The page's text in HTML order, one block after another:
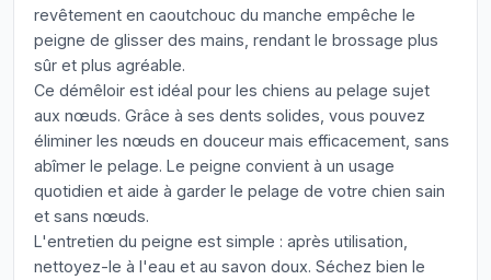
revêtement en caoutchouc du manche empêche le
peigne de glisser des mains, rendant le brossage plus
sûr et plus agréable.
Ce démêloir est idéal pour les chiens au pelage sujet
aux nœuds. Grâce à ses dents solides, vous pouvez
éliminer les nœuds en douceur mais efficacement, sans
abîmer le pelage. Le peigne convient à un usage
quotidien et aide à garder le pelage de votre chien sain
et sans nœuds.
L'entretien du peigne est simple : après utilisation,
nettoyez-le à l'eau et au savon doux. Séchez bien le